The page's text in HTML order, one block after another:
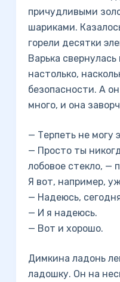
причудливыми
шариками.
горели десятки
Варька свернулась
настолько,
безопасности. А
много, и она
— Терпеть не могу
— Просто ты
лобовое стекло, —
Я вот, например,
— Надеюсь,
— И я надеюсь.
— Вот и хорошо.
Димкина ладонь
ладошку. Он на